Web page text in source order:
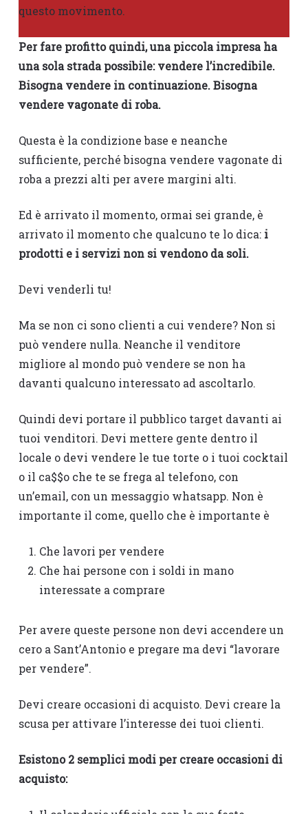
questo movimento.
Per fare profitto quindi, una piccola impresa ha
una sola strada possibile: vendere l’incredibile.
Bisogna vendere in continuazione. Bisogna
vendere vagonate di roba.
Questa è la condizione base e neanche
sufficiente, perché bisogna vendere vagonate di
roba a prezzi alti per avere margini alti.
Ed è arrivato il momento, ormai sei grande, è
arrivato il momento che qualcuno te lo dica:i
prodotti e i servizi non si vendono da soli.
Devi venderli tu!
Ma se non ci sono clienti a cui vendere? Non si
può vendere nulla. Neanche il venditore
migliore al mondo può vendere se non ha
davanti qualcuno interessato ad ascoltarlo.
Quindi devi portare il pubblico target davanti ai
tuoi venditori. Devi mettere gente dentro il
locale o devi vendere le tue torte o i tuoi cocktail
o il ca$$o che te se frega al telefono, con
un’email, con un messaggio whatsapp. Non è
importante il come, quello che è importante è
Che lavori per vendere
Che hai persone con i soldi in mano
interessate a comprare
Per avere queste persone non devi accendere un
cero a Sant’Antonio e pregare ma devi “lavorare
per vendere”.
Devi creare occasioni di acquisto. Devi creare la
scusa per attivare l’interesse dei tuoi clienti.
Esistono 2 semplici modi per creare occasioni di
acquisto: